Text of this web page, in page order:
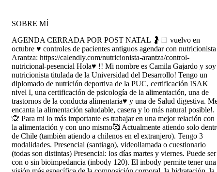
SOBRE MÍ
AGENDA CERRADA POR POST NATAL 🤰🏻 vuelvo en
octubre ♥️ controles de pacientes antiguos agendar con nutricionista
Arantza: https://calendly.com/nutricionista-arantza/control-
nutricional-pesencial Hola♥️ !! Mi nombre es Camila Gajardo y soy
nutricionista titulada de la Universidad del Desarrollo! Tengo un
diplomado de nutrición deportiva de la PUC, certificación ISAK
nivel I, una certificación de psicología de la alimentación, una de
trastornos de la conducta alimentaria♥️ y una de Salud digestiva.
encanta la alimentación saludable, casera y lo más natural posible!.
🙊 Para mi lo más importante es trabajar en una mejor relación con
la alimentación y con uno mismo🥰 Actualmente atiendo solo
de Chile (también atiendo a chilenos en el extranjero). Tengo 3
modalidades. Presencial (santiago), videollamada o cuestionario
(todas son distintas) Presencial: los días martes y viernes. Puede ser
con o sin bioimpedancia (inbody 120). El inbody permite tener una